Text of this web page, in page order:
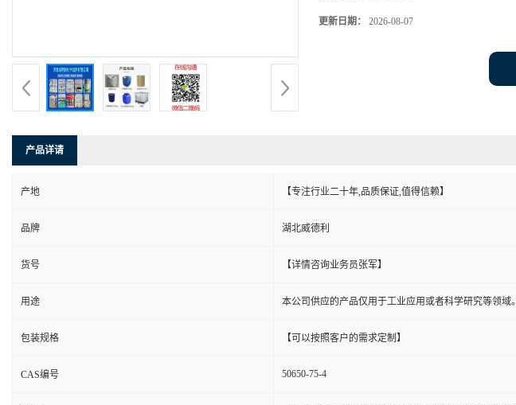
更新日期： 2026-08-07
产品详请
产地 【专注行业二十年,品质保证,值得信赖】
品牌 湖北威德利
货号 【详情咨询业务员张军】
用途 本公司供应的产品仅用于工业应用或者科学研究等领域。
包装规格 【可以按照客户的需求定制】
CAS编号 50650-75-4